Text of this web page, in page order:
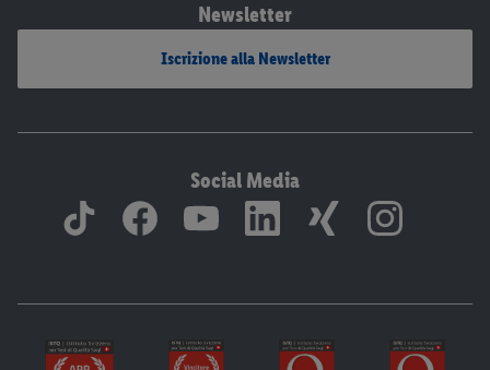
Newsletter
Iscrizione alla Newsletter
Social Media